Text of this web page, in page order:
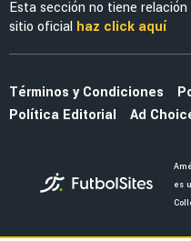
Priscila da Silva
Femenil y reacciona